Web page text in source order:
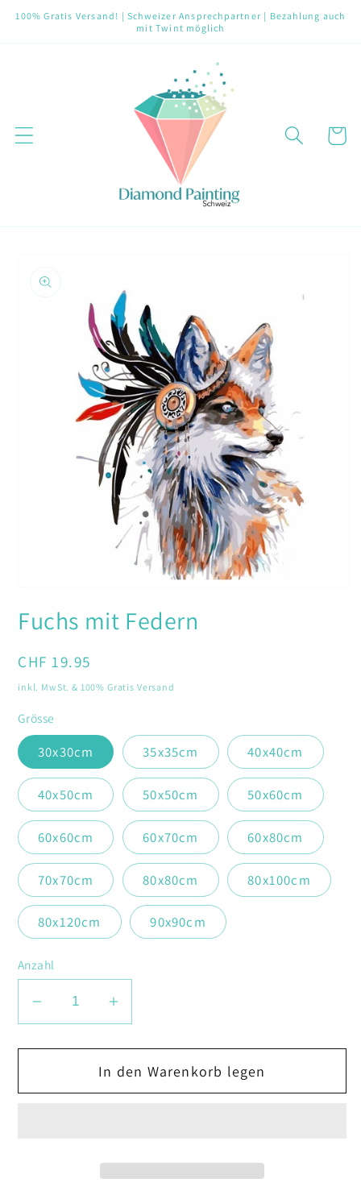
zum
100% Gratis Versand! | Schweizer Ansprechpartner | Bezahlung auch
mit Twint möglich
in
Modal
Fuchs mit Federn
Normaler
Preis
CHF 19.95
inkl. MwSt. & 100% Gratis Versand
Grösse
30x30cm 35x35cm 40x40cm
40x50cm 50x50cm 50x60cm
60x60cm 60x70cm 60x80cm
70x70cm 80x80cm 80x100cm
80x120cm 90x90cm
Anzahl
Verringere
Menge
Fuchs
Erhöhe
Menge
für
Fuchs
In den Warenkorb legen